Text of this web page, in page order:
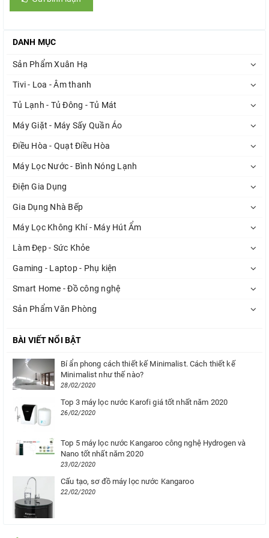
DANH MỤC
Sản Phẩm Xuân Hạ
Tivi - Loa - Âm thanh
Tủ Lạnh - Tủ Đông - Tủ Mát
Máy Giặt - Máy Sấy Quần Áo
Điều Hòa - Quạt Điều Hòa
Máy Lọc Nước - Bình Nóng Lạnh
Điện Gia Dụng
Gia Dụng Nhà Bếp
Máy Lọc Không Khí - Máy Hút Ẩm
Làm Đẹp - Sức Khỏe
Gaming - Laptop - Phụ kiện
Smart Home - Đồ công nghệ
Sản Phẩm Văn Phòng
BÀI VIẾT NỔI BẬT
Bí ẩn phong cách thiết kế Minimalist. Cách thiết kế
Minimalist như thế nào?
28/02/2020
Top 3 máy lọc nước Karofi giá tốt nhất năm 2020
26/02/2020
Top 5 máy lọc nước Kangaroo công nghệ Hydrogen và
Nano tốt nhất năm 2020
23/02/2020
Cấu tạo, sơ đồ máy lọc nước Kangaroo
22/02/2020